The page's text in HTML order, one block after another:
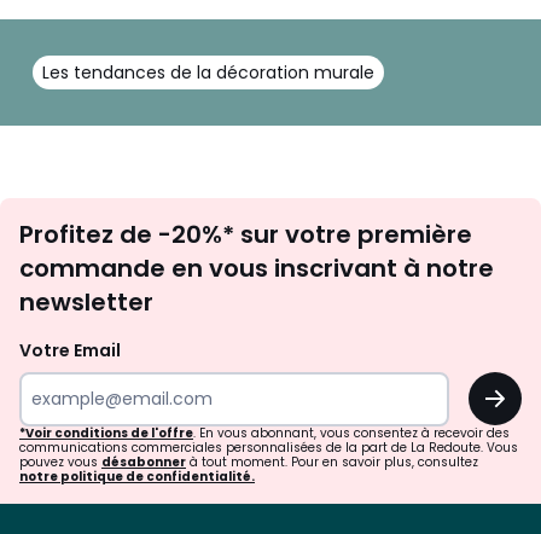
Les tendances de la décoration murale
newsletter
Profitez de -20%* sur votre première
commande en vous inscrivant à notre
newsletter
Votre Email
OK
*Voir conditions de l'offre. En vous abonnant, vous consentez à recevoir des
communications commerciales personnalisées de la part de La Redoute. Vous
pouvez vous désabonner à tout moment. Pour en savoir plus, consultez
notre politique de confidentialité.